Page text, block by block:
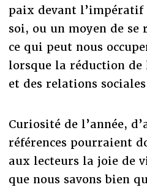
paix devant l’impératif
soi, ou un moyen de
ce qui peut nous
lorsque la réduction de
et des relations
Curiosité de l’année,
références pourraient
aux lecteurs la joie de
que nous savons bien